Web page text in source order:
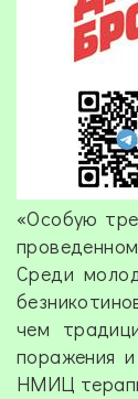
«Особую
Среди
чем
поражения
НМИЦ